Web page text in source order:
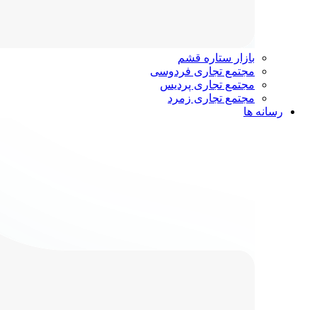
بازار ستاره قشم
مجتمع تجاری فردوسی
مجتمع تجاری پردیس
مجتمع تجاری زمرد
رسانه ها